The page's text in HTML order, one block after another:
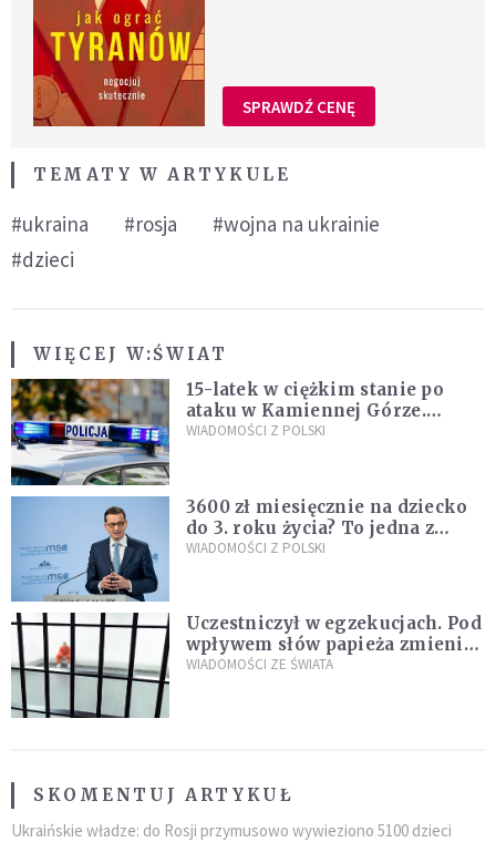
SPRAWDŹ CENĘ
TEMATY W ARTYKULE
#ukraina #rosja
#wojna na ukrainie
#dzieci
WIĘCEJ W:ŚWIAT
15-latek w ciężkim stanie po
ataku w Kamiennej Górze.
Policja zatrzymała dwóch
WIADOMOŚCI Z POLSKI
3600 zł miesięcznie na dziecko
do 3. roku życia? To jedna z
propozycji programu "Rozwój
WIADOMOŚCI Z POLSKI
Uczestniczył w egzekucjach. Pod
wpływem słów papieża zmienił
zdanie
WIADOMOŚCI ZE ŚWIATA
SKOMENTUJ ARTYKUŁ
Ukraińskie władze: do Rosji przymusowo wywieziono 5100 dzieci